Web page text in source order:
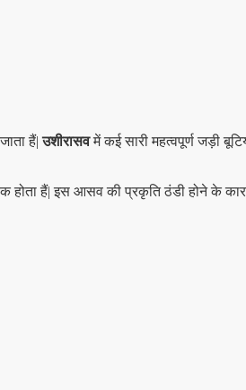
हैं|उशीरासवमें कई सारी महत्वपूर्ण जड़ी
हैं| इस आसव की प्रकृति ठंडी होने के